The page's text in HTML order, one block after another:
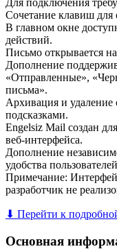
Для подключения
Сочетание клавиш
В главном окне
действий.
Письмо открывается
Дополнение
«Отправленные»,
письма».
Архивация и
подсказками.
Engelsiz Mail создан
веб-интерфейса.
Дополнение
удобства
Примечание:
разработчик не
⬇ Перейти к
Основная